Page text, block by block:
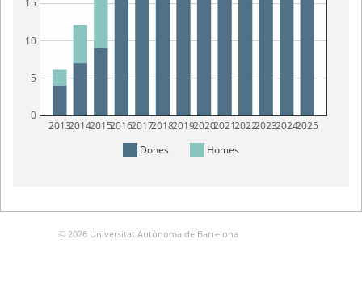
2013201420152016201720182019202020212022202320242025
0
5
10
15
Dones Homes
© 2026 Universitat Autònoma de Barcelona